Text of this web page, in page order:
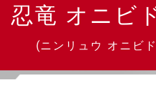
忍竜 オニビ
(ニンリュウ オニビ